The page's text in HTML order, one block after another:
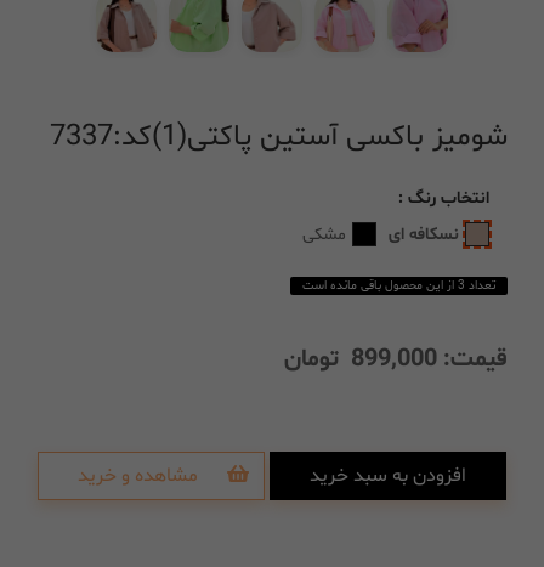
شومیز باکسی آستین پاکتی(1)کد:7337
انتخاب رنگ :
نسکافه ای
مشکی
تعداد 3 از این محصول باقی مانده است
قیمت: 899,000 تومان
افزودن به سبد خرید مشاهده و خرید